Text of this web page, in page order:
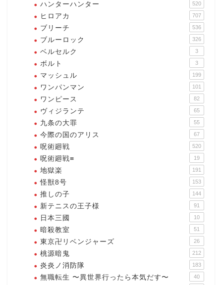
ハンターハンター 520
ヒロアカ 707
ブリーチ 536
ブルーロック 326
ベルセルク 3
ボルト 3
マッシュル 199
ワンパンマン 101
ワンピース 82
ヴィジランテ 65
九条の大罪 55
今際の国のアリス 67
呪術廻戦 520
呪術廻戦≡ 19
地獄楽 191
怪獣8号 153
推しの子 144
新テニスの王子様 91
日本三國 10
暗殺教室 51
東京卍リベンジャーズ 26
桃源暗鬼 212
炎炎ノ消防隊 183
無職転生 〜異世界行ったら本気だす〜 40